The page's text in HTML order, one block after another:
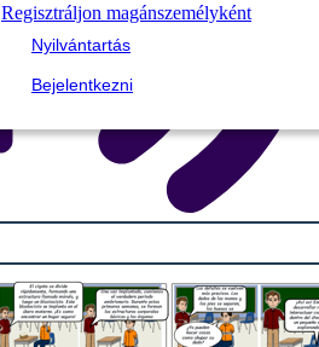
Regisztráljon magánszemélyként
Nyilvántartás
Bejelentkezni